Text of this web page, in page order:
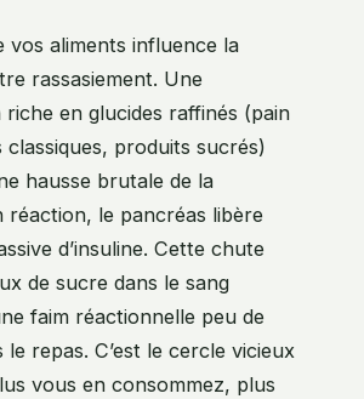
vos aliments influence la
rassasiement. Une
riche en glucides raffinés (pain
classiques, produits sucrés)
hausse brutale de la
réaction, le pancréas libère
d’insuline. Cette chute
de sucre dans le sang
faim réactionnelle peu de
le repas. C’est le cercle vicieux
vous en consommez, plus